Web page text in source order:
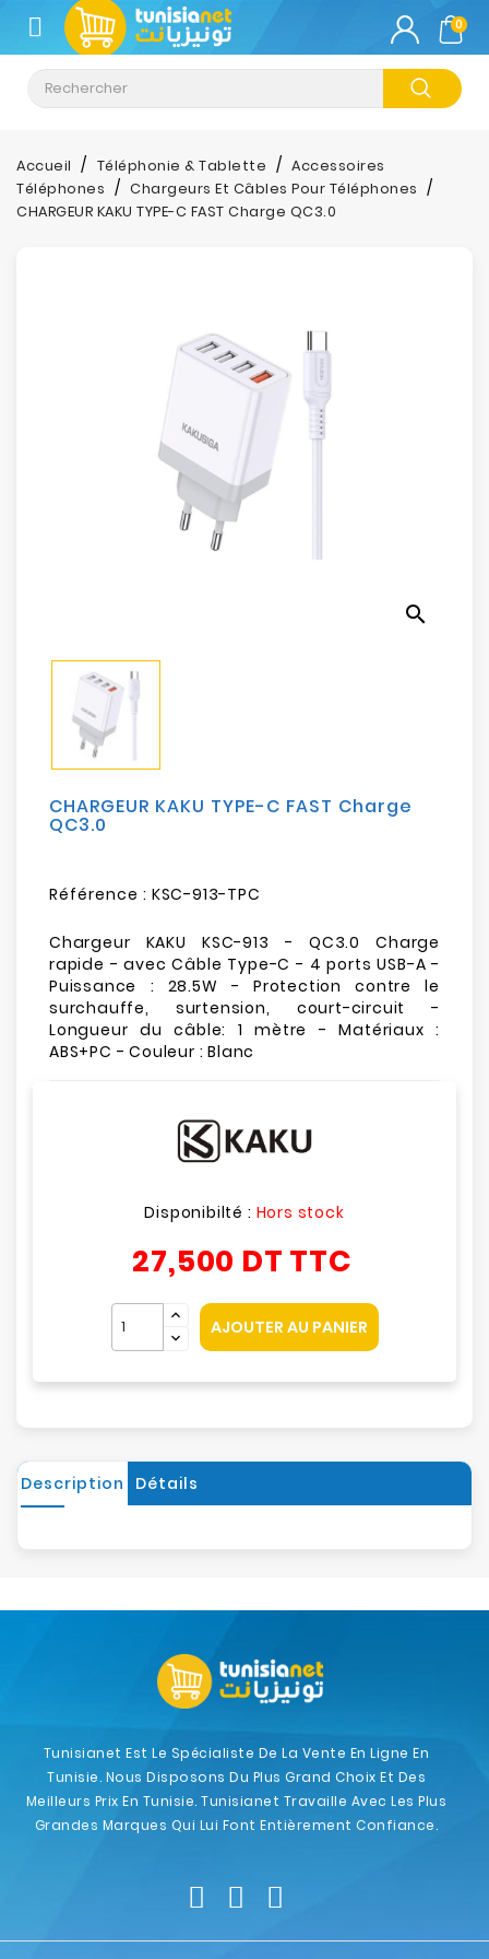
CATÉGORIE
Climatisation
Informatique
Téléphonie
Sécurité
Mobilités
Loisirs
0
Accueil Téléphonie & Tablette
Accessoires
Téléphones
Chargeurs Et Câbles Pour Téléphones
CHARGEUR KAKU TYPE-C FAST Charge QC3.0
search
CHARGEUR KAKU TYPE-C FAST Charge
QC3.0
Référence : KSC-913-TPC
Chargeur KAKU KSC-913 - QC3.0 Charge
rapide - avec Câble Type-C - 4 ports USB-A -
Puissance : 28.5W - Protection contre le
surchauffe, surtension, court-circuit -
Longueur du câble: 1 mètre - Matériaux :
ABS+PC - Couleur : Blanc
Disponibilté : Hors stock
27,500 DT TTC
AJOUTER AU PANIER
Description Détails
Tunisianet Est Le Spécialiste De La Vente En Ligne En
Tunisie. Nous Disposons Du Plus Grand Choix Et Des
Meilleurs Prix En Tunisie. Tunisianet Travaille Avec Les Plus
Grandes Marques Qui Lui Font Entièrement Confiance.